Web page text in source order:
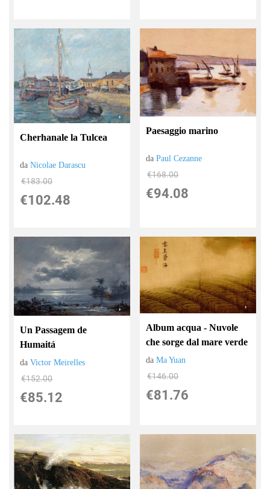
Cherhanale la Tulcea
daNicolae Darascu
€183.00
€102.48
Paesaggio marino
daPaul Cezanne
€168.00
€94.08
Un Passagem de
Humaitá
daVictor Meirelles
€152.00
€85.12
Album acqua - Nuvole
che sorge dal mare verde
daMa Yuan
€146.00
€81.76